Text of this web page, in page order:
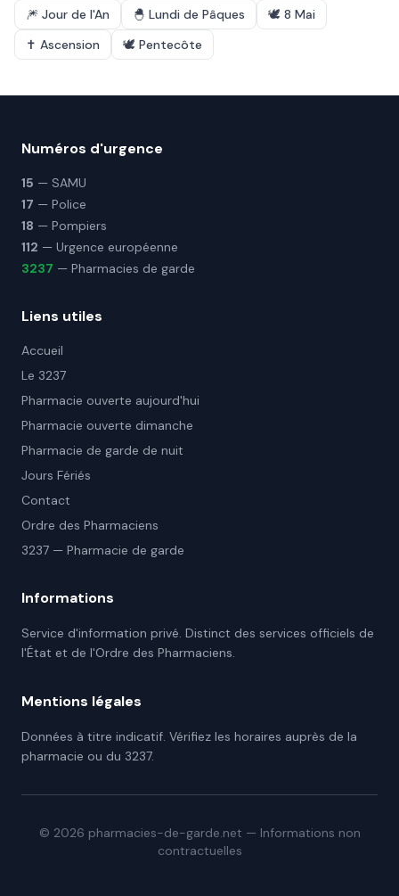
🎆 Jour de l'An 🐣 Lundi de Pâques 🕊️ 8 Mai
✝️ Ascension 🕊️ Pentecôte
Numéros d'urgence
15 — SAMU
17 — Police
18 — Pompiers
112 — Urgence européenne
3237 — Pharmacies de garde
Liens utiles
Accueil
Le 3237
Pharmacie ouverte aujourd'hui
Pharmacie ouverte dimanche
Pharmacie de garde de nuit
Jours Fériés
Contact
Ordre des Pharmaciens
3237 — Pharmacie de garde
Informations
Service d'information privé. Distinct des services officiels de
l'État et de l'Ordre des Pharmaciens.
Mentions légales
Données à titre indicatif. Vérifiez les horaires auprès de la
pharmacie ou du 3237.
© 2026 pharmacies-de-garde.net — Informations non
contractuelles